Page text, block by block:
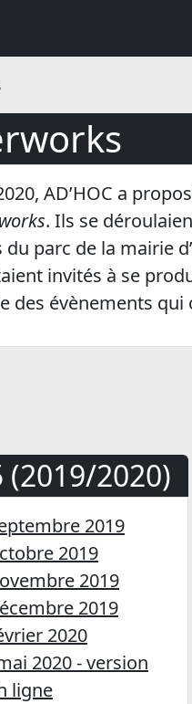
AD’HOC a
. Ils se
parc de la mairie
invités à se
des évènements qui
(2019/2020)
2019
2019
2019
2019
2020
2020 - version
ligne